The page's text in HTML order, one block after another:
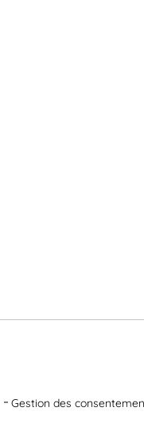
Gestion des